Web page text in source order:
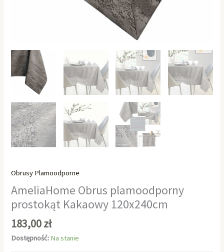
Obrusy Plamoodporne
AmeliaHome Obrus plamoodporny
prostokąt Kakaowy 120x240cm
183,00zł
Dostępność: Na stanie